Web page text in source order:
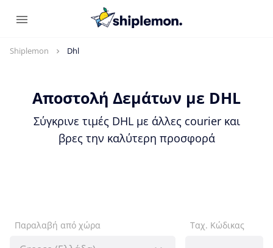
Shiplemon Dhl
Αποστολή Δεμάτων με DHL
Σύγκρινε τιμές DHL με άλλες courier και
βρες την καλύτερη προσφορά
Παραλαβή από χώρα Ταχ. Κώδικας